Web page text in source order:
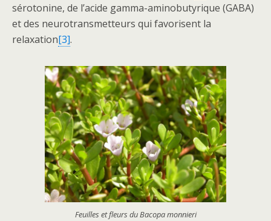
sérotonine, de l’acide gamma-aminobutyrique (GABA)
et des neurotransmetteurs qui favorisent la
relaxation[3].
Feuilles et fleurs du Bacopa monnieri